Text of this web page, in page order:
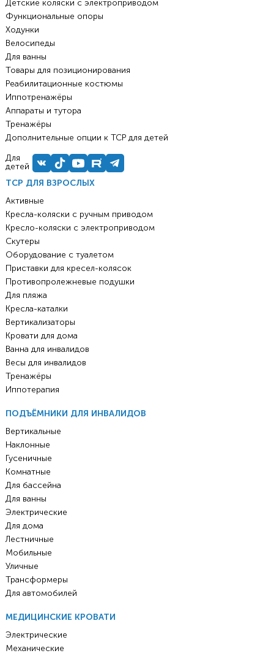
ТСР ДЛЯ ВЗРОСЛЫХ
Активные
Кресла-коляски с ручным приводом
Кресло-коляски с электроприводом
Скутеры
Оборудование с туалетом
Приставки для кресел-колясок
Противопролежневые подушки
Для пляжа
Кресла-каталки
Вертикализаторы
Кровати для дома
Ванна для инвалидов
Весы для инвалидов
Тренажёры
Иппотерапия
ПОДЪЁМНИКИ ДЛЯ ИНВАЛИДОВ
Вертикальные
Наклонные
Гусеничные
Комнатные
Для бассейна
Для ванны
Электрические
Для дома
Лестничные
Мобильные
Уличные
Трансформеры
Для автомобилей
МЕДИЦИНСКИЕ КРОВАТИ
Электрические
Механические
Детские коляски с электроприводом
Функциональные опоры
Ходунки
Велосипеды
Для ванны
Товары для позиционирования
Реабилитационные костюмы
Иппотренажёры
Аппараты и тутора
Тренажёры
Дополнительные опции к ТСР для детей
Для
детей